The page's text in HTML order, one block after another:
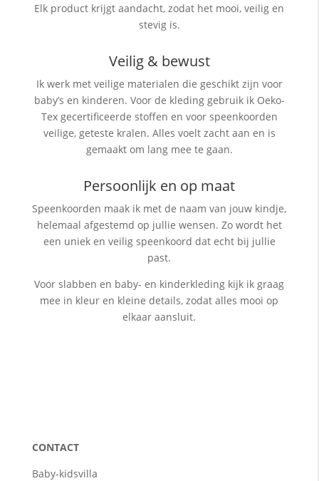
Elk product krijgt aandacht, zodat het mooi, veilig en
stevig is.
Veilig & bewust
Ik werk met veilige materialen die geschikt zijn voor
baby’s en kinderen. Voor de kleding gebruik ik Oeko-
Tex gecertificeerde stoffen en voor speenkoorden
veilige, geteste kralen. Alles voelt zacht aan en is
gemaakt om lang mee te gaan.
Persoonlijk en op maat
Speenkoorden maak ik met de naam van jouw kindje,
helemaal afgestemd op jullie wensen. Zo wordt het
een uniek en veilig speenkoord dat echt bij jullie
past.
Voor slabben en baby- en kinderkleding kijk ik graag
mee in kleur en kleine details, zodat alles mooi op
elkaar aansluit.
CONTACT
Baby-kidsvilla